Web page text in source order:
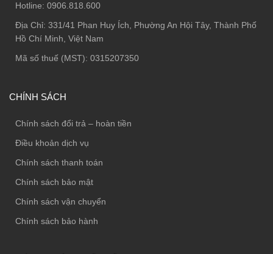
Hotline: 0906.818.600
Địa Chỉ: 331/41 Phan Huy Ích, Phường An Hội Tây, Thành Phố
Hồ Chí Minh, Việt Nam
Mã số thuế (MST): 0315207350
CHÍNH SÁCH
Chính sách đổi trả – hoàn tiền
Điều khoản dịch vụ
Chính sách thanh toán
Chính sách bảo mật
Chính sách vận chuyển
Chính sách bảo hành